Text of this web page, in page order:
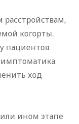
когорты.
пациентов
ход
ином этапе